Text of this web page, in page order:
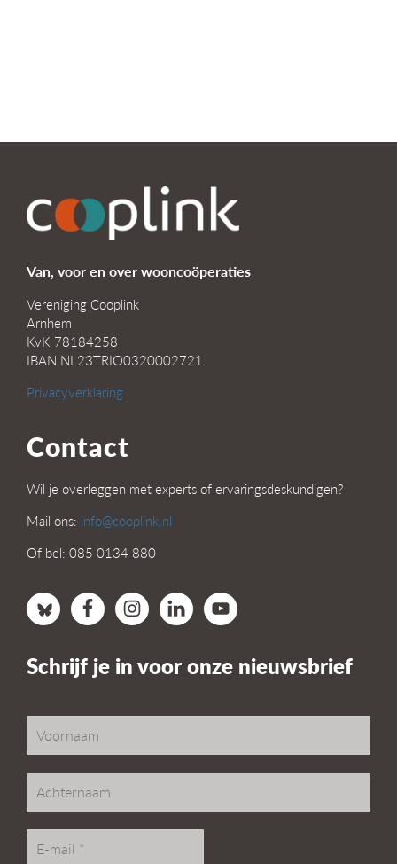
Van, voor en over wooncoöperaties
Vereniging Cooplink
Arnhem
KvK 78184258
IBAN NL23TRIO0320002721
Privacyverklaring
Contact
Wil je overleggen met experts of ervaringsdeskundigen?
Mail ons: info@cooplink.nl
Of bel: 085 0134 880
Schrijf je in voor onze nieuwsbrief